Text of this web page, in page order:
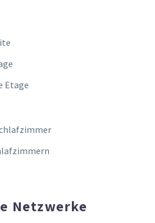
Etage
Netzwerke